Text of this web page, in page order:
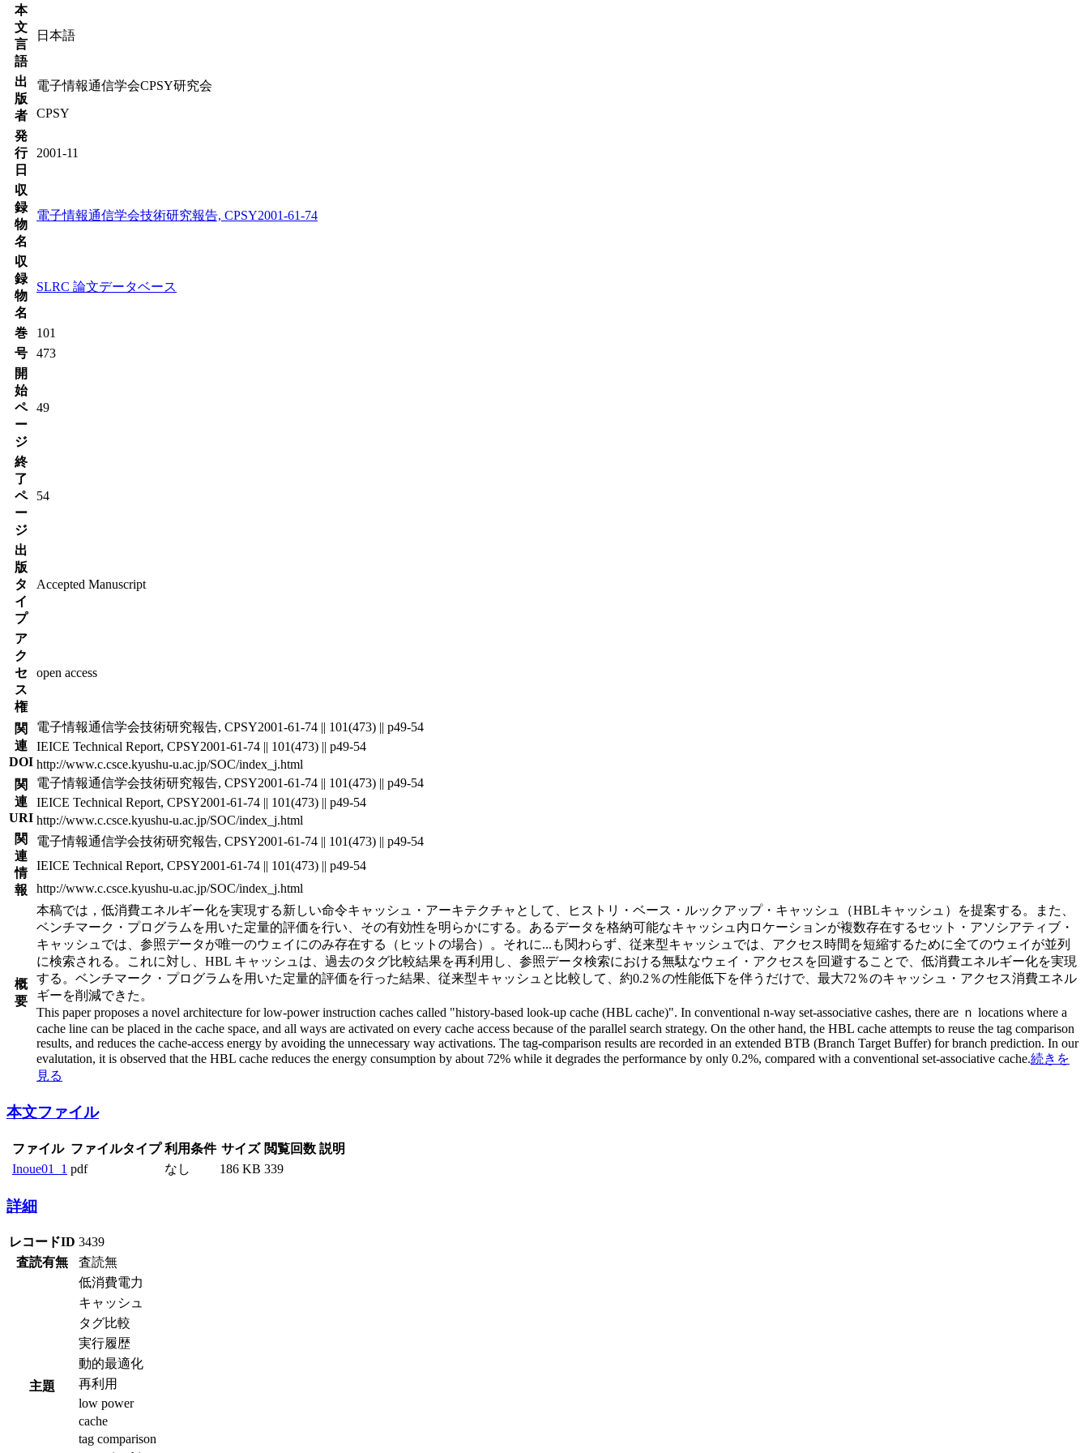
本
文
言
語
日本語
出
版
者
電子情報通信学会CPSY研究会
CPSY
発
行
日
2001-11
収
録
物
名
電子情報通信学会技術研究報告, CPSY2001-61-74
収
録
物
名
SLRC 論文データベース
巻
101
号
473
開
始
ペ
ー
ジ
49
終
了
ペ
ー
ジ
54
出
版
タ
イ
プ
Accepted Manuscript
ア
ク
セ
ス
権
open access
関
連
DOI
電子情報通信学会技術研究報告, CPSY2001-61-74 || 101(473) || p49-54
IEICE Technical Report, CPSY2001-61-74 || 101(473) || p49-54
http://www.c.csce.kyushu-u.ac.jp/SOC/index_j.html
関
連
URI
電子情報通信学会技術研究報告, CPSY2001-61-74 || 101(473) || p49-54
IEICE Technical Report, CPSY2001-61-74 || 101(473) || p49-54
http://www.c.csce.kyushu-u.ac.jp/SOC/index_j.html
関
連
情
報
電子情報通信学会技術研究報告, CPSY2001-61-74 || 101(473) || p49-54
IEICE Technical Report, CPSY2001-61-74 || 101(473) || p49-54
http://www.c.csce.kyushu-u.ac.jp/SOC/index_j.html
概
要
本稿では，低消費エネルギー化を実現する新しい命令キャッシュ・アーキテクチャとして、ヒストリ・ベース・ルックアップ・キャッシュ（HBLキャッシュ）を提案する。また、
ベンチマーク・プログラムを用いた定量的評価を行い、その有効性を明らかにする。あるデータを格納可能なキャッシュ内ロケーションが複数存在するセット・アソシアティブ・
キャッシュでは、参照データが唯一のウェイにのみ存在する（ヒットの場合）。それに... も関わらず、従来型キャッシュでは、アクセス時間を短縮するために全てのウェイが並列
に検索される。これに対し、HBL キャッシュは、過去のタグ比較結果を再利用し、参照データ検索における無駄なウェイ・アクセスを回避することで、低消費エネルギー化を実現
する。ベンチマーク・プログラムを用いた定量的評価を行った結果、従来型キャッシュと比較して、約0.2％の性能低下を伴うだけで、最大72％のキャッシュ・アクセス消費エネル
ギーを削減できた。
This paper proposes a novel architecture for low-power instruction caches called "history-based look-up cache (HBL cache)". In conventional n-way set-associative cashes, there are ｎ locations where a
cache line can be placed in the cache space, and all ways are activated on every cache access because of the parallel search strategy. On the other hand, the HBL cache attempts to reuse the tag comparison
results, and reduces the cache-access energy by avoiding the unnecessary way activations. The tag-comparison results are recorded in an extended BTB (Branch Target Buffer) for branch prediction. In our
evalutation, it is observed that the HBL cache reduces the energy consumption by about 72% while it degrades the performance by only 0.2%, compared with a conventional set-associative cache.続きを
見る
本文ファイル
ファイル ファイルタイプ 利用条件 サイズ 閲覧回数 説明
Inoue01_1 pdf なし 186 KB 339
詳細
レコードID 3439
査読有無
査読無
主題
低消費電力
キャッシュ
タグ比較
実行履歴
動的最適化
再利用
low power
cache
tag comparison